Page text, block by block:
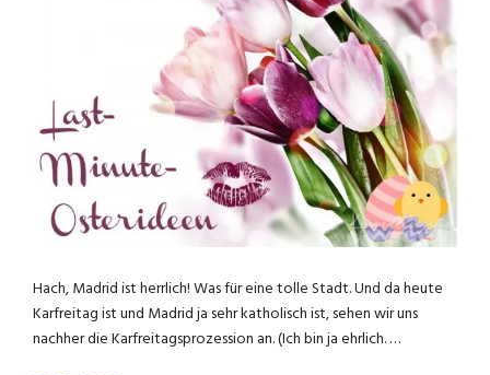
Hach, Madrid ist herrlich! Was für eine tolle Stadt. Und da heute
Karfreitag ist und Madrid ja sehr katholisch ist, sehen wir uns
nachher die Karfreitagsprozession an. (Ich bin ja ehrlich. …